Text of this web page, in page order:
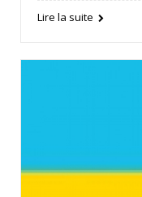
Lire la suite